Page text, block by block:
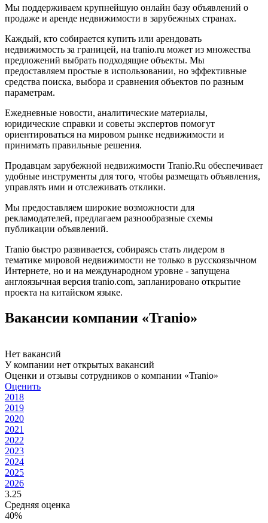
Мы поддерживаем крупнейшую онлайн базу объявлений о
продаже и аренде недвижимости в зарубежных странах.
Каждый, кто собирается купить или арендовать
недвижимость за границей, на tranio.ru может из множества
предложений выбрать подходящие объекты. Мы
предоставляем простые в использовании, но эффективные
средства поиска, выбора и сравнения объектов по разным
параметрам.
Ежедневные новости, аналитические материалы,
юридические справки и советы экспертов помогут
ориентироваться на мировом рынке недвижимости и
принимать правильные решения.
Продавцам зарубежной недвижимости Tranio.Ru обеспечивает
удобные инструменты для того, чтобы размещать объявления,
управлять ими и отслеживать отклики.
Мы предоставляем широкие возможности для
рекламодателей, предлагаем разнообразные схемы
публикации объявлений.
Tranio быстро развивается, собираясь стать лидером в
тематике мировой недвижимости не только в русскоязычном
Интернете, но и на международном уровне - запущена
англоязычная версия tranio.com, запланировано открытие
проекта на китайском языке.
Вакансии компании «Tranio»
Нет вакансий
У компании нет открытых вакансий
Оценки и отзывы сотрудников о компании «Tranio»
Оценить
2018
2019
2020
2021
2022
2023
2024
2025
2026
3.25
Средняя оценка
40%